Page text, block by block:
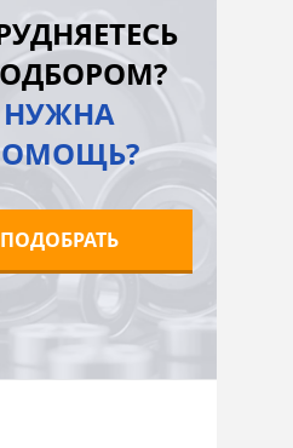
1 клик
Под заказ
НУЖНА
ПОДОБРАТЬ